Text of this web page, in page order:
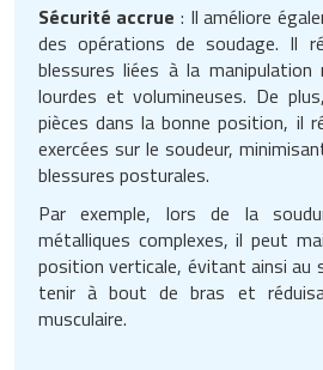
Sécurité accrue: Il améliore
des opérations de soudage. Il
blessures liées à la manipulation
lourdes et volumineuses. De
pièces dans la bonne position, il
exercées sur le soudeur,
blessures posturales.
Par exemple, lors de la
métalliques complexes, il peut
position verticale, évitant ainsi au
tenir à bout de bras et
musculaire.